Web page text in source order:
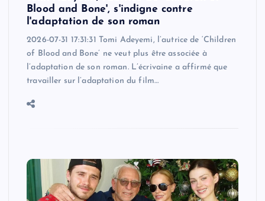
Blood and Bone', s'indigne contre
l'adaptation de son roman
2026-07-31 17:31:31 Tomi Adeyemi, l’autrice de ‘Children
of Blood and Bone’ ne veut plus être associée à
l’adaptation de son roman. L’écrivaine a affirmé que
travailler sur l’adaptation du film…